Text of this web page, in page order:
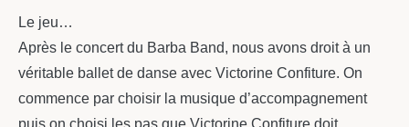
Le jeu…
Après le concert du Barba Band, nous avons droit à un
véritable ballet de danse avec Victorine Confiture. On
commence par choisir la musique d’accompagnement
puis on choisi les pas que Victorine Confiture doit